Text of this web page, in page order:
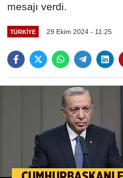
mesajı verdi.
TÜRKIYE 29 Ekim 2024 - 11:25